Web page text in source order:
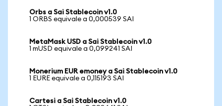
Orbs a Sai Stablecoin v1.0
1 ORBS equivale a 0,000539 SAI
MetaMask USD a Sai Stablecoin v1.0
1 mUSD equivale a 0,099241 SAI
Monerium EUR emoney a Sai Stablecoin v1.0
1 EURE equivale a 0,115193 SAI
Cartesi a Sai Stablecoin v1.0